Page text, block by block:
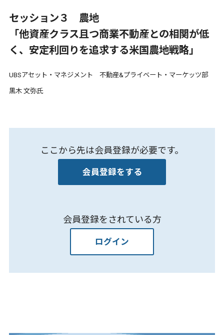
セッション３ 農地
「他資産クラス且つ商業不動産との相関が低
く、安定利回りを追求する米国農地戦略」
UBSアセット・マネジメント 不動産&プライベート・マーケッツ部
黒木 文弥氏
ここから先は会員登録が必要です。
会員登録をする
会員登録をされている方
ログイン